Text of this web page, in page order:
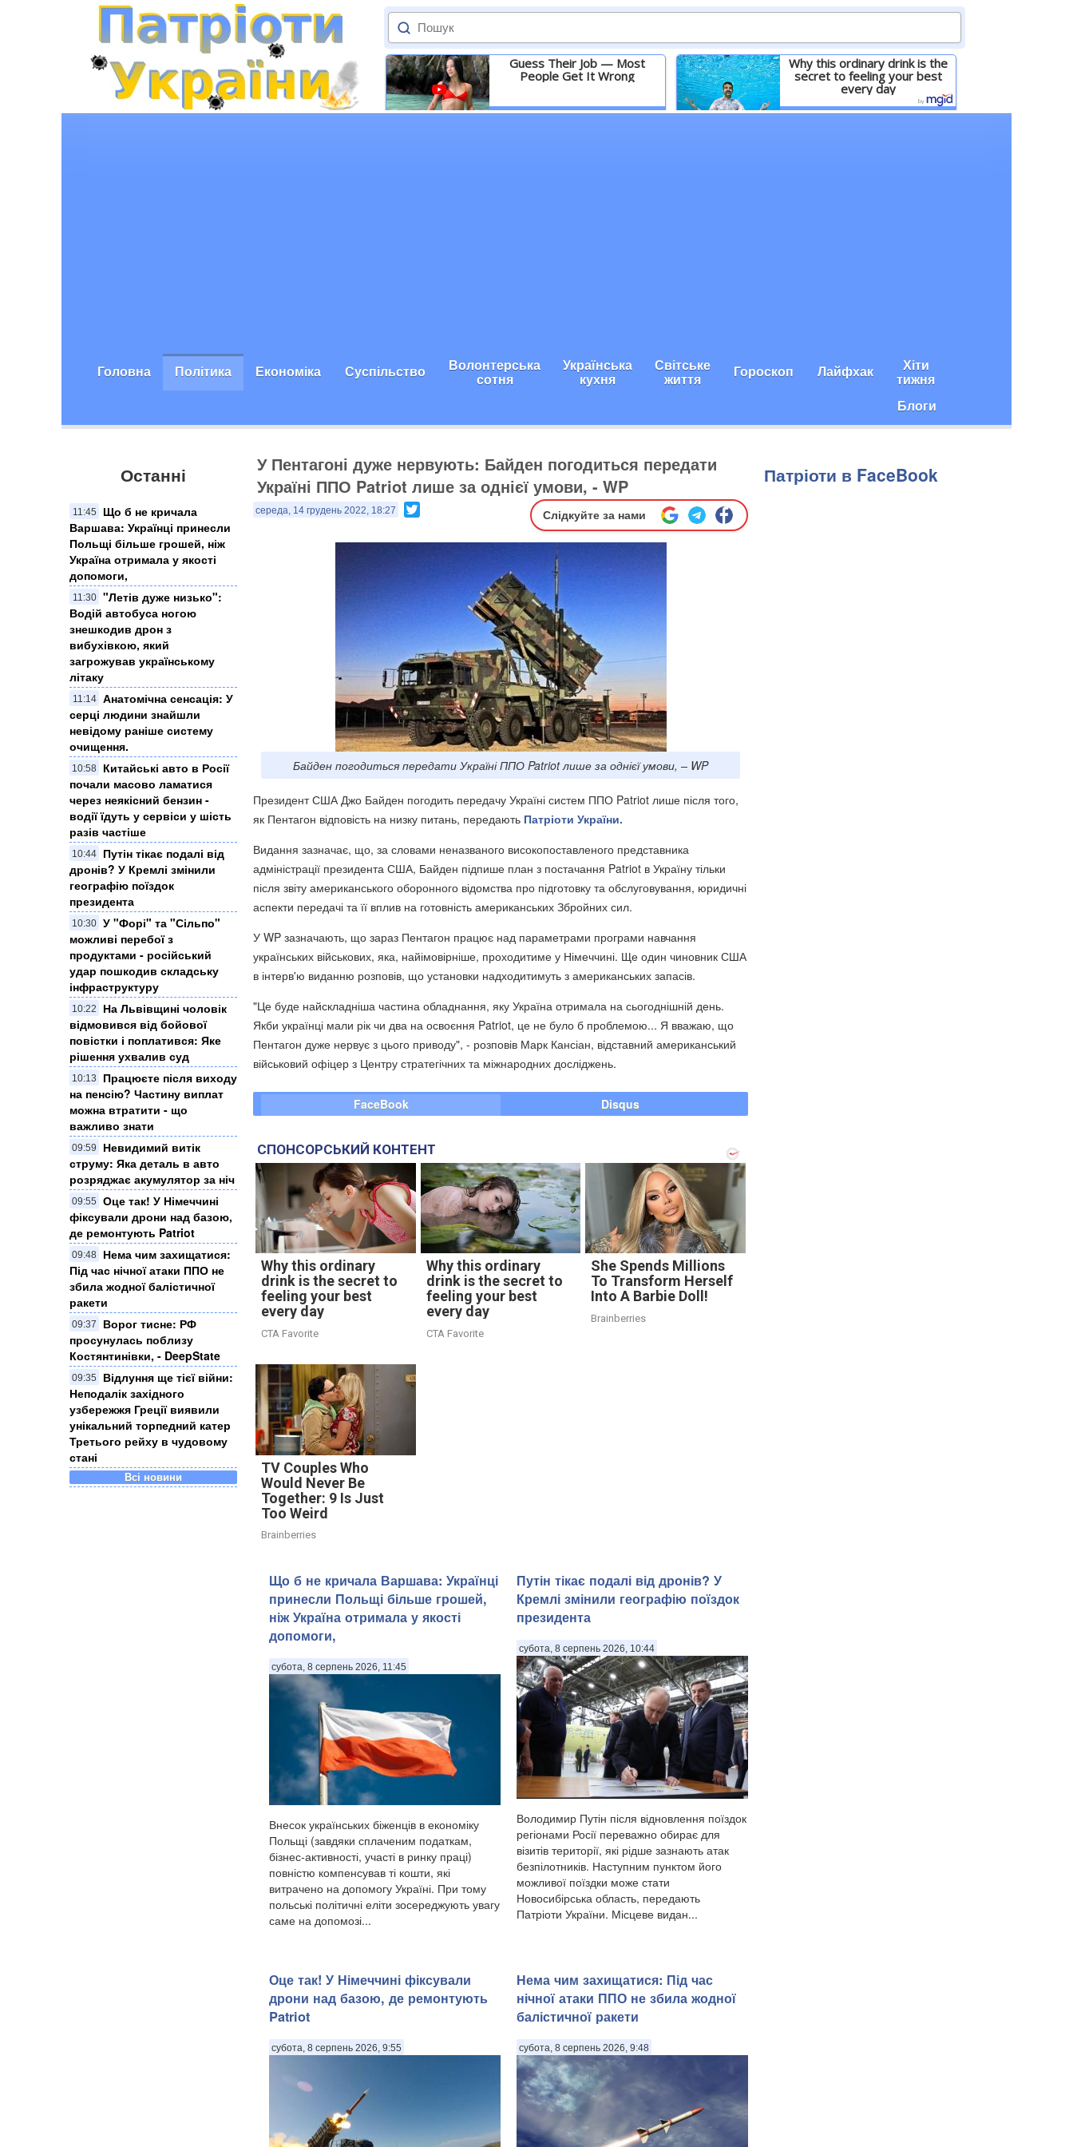
Guess Their Job — Most
People Get It Wrong
Детальніше
Why this ordinary drink is the
secret to feeling your best
every day
Детальніше
Головна Політика Економіка Суспільство Волонтерська
сотня
Українська
кухня
Світське
життя Гороскоп Лайфхак Хіти
тижня
Блоги
Останні
11:45
Що б не кричала
Варшава: Українці принесли
Польщі більше грошей, ніж
Україна отримала у якості
допомоги,
11:30
"Летів дуже низько":
Водій автобуса ногою
знешкодив дрон з
вибухівкою, який
загрожував українському
літаку
11:14
Анатомічна сенсація: У
серці людини знайшли
невідому раніше систему
очищення.
10:58
Китайські авто в Росії
почали масово ламатися
через неякісний бензин -
водії їдуть у сервіси у шість
разів частіше
10:44
Путін тікає подалі від
дронів? У Кремлі змінили
географію поїздок
президента
10:30 У "Форі" та "Сільпо"
можливі перебої з
продуктами - російський
удар пошкодив складську
інфраструктуру
10:22
На Львівщині чоловік
відмовився від бойової
повістки і поплатився: Яке
рішення ухвалив суд
10:13
Працюєте після виходу
на пенсію? Частину виплат
можна втратити - що
важливо знати
09:59
Невидимий витік
струму: Яка деталь в авто
розряджає акумулятор за ніч
09:55
Оце так! У Німеччині
фіксували дрони над базою,
де ремонтують Patriot
09:48
Нема чим захищатися:
Під час нічної атаки ППО не
збила жодної балістичної
ракети
09:37
Ворог тисне: РФ
просунулась поблизу
Костянтинівки, - DeepState
09:35
Відлуння ще тієї війни:
Неподалік західного
узбережжя Греції виявили
унікальний торпедний катер
Третього рейху в чудовому
стані
Всі новини
У Пентагоні дуже нервують: Байден погодиться передати
Україні ППО Patriot лише за однієї умови, - WP
середа, 14 грудень 2022, 18:27 Слідкуйте за нами
Байден погодиться передати Україні ППО Patriot лише за однієї умови, – WP
Президент США Джо Байден погодить передачу Україні систем ППО Patriot лише після того,
як Пентагон відповість на низку питань, передають Патріоти України.
Видання зазначає, що, за словами неназваного високопоставленого представника
адміністрації президента США, Байден підпише план з постачання Patriot в Україну тільки
після звіту американського оборонного відомства про підготовку та обслуговування, юридичні
аспекти передачі та її вплив на готовність американських Збройних сил.
У WP зазначають, що зараз Пентагон працює над параметрами програми навчання
українських військових, яка, найімовірніше, проходитиме у Німеччині. Ще один чиновник США
в інтерв'ю виданню розповів, що установки надходитимуть з американських запасів.
"Це буде найскладніша частина обладнання, яку Україна отримала на сьогоднішній день.
Якби українці мали рік чи два на освоєння Patriot, це не було б проблемою... Я вважаю, що
Пентагон дуже нервує з цього приводу", - розповів Марк Кансіан, відставний американський
військовий офіцер з Центру стратегічних та міжнародних досліджень.
FaceBook Disqus
СПОНСОРСЬКИЙ КОНТЕНТ
Why this ordinary
drink is the secret to
feeling your best
every day
CTA Favorite
Why this ordinary
drink is the secret to
feeling your best
every day
CTA Favorite
She Spends Millions
To Transform Herself
Into A Barbie Doll!
Brainberries
TV Couples Who
Would Never Be
Together: 9 Is Just
Too Weird
Brainberries
Що б не кричала Варшава: Українці
принесли Польщі більше грошей,
ніж Україна отримала у якості
допомоги,
субота, 8 серпень 2026, 11:45
Внесок українських біженців в економіку
Польщі (завдяки сплаченим податкам,
бізнес-активності, участі в ринку праці)
повністю компенсував ті кошти, які
витрачено на допомогу Україні. При тому
польські політичні еліти зосереджують увагу
саме на допомозі...
Путін тікає подалі від дронів? У
Кремлі змінили географію поїздок
президента
субота, 8 серпень 2026, 10:44
Володимир Путін після відновлення поїздок
регіонами Росії переважно обирає для
візитів території, які рідше зазнають атак
безпілотників. Наступним пунктом його
можливої поїздки може стати
Новосибірська область, передають
Патріоти України. Місцеве видан...
Оце так! У Німеччині фіксували
дрони над базою, де ремонтують
Patriot
субота, 8 серпень 2026, 9:55
Нема чим захищатися: Під час
нічної атаки ППО не збила жодної
балістичної ракети
субота, 8 серпень 2026, 9:48
Патріоти в FaceBook